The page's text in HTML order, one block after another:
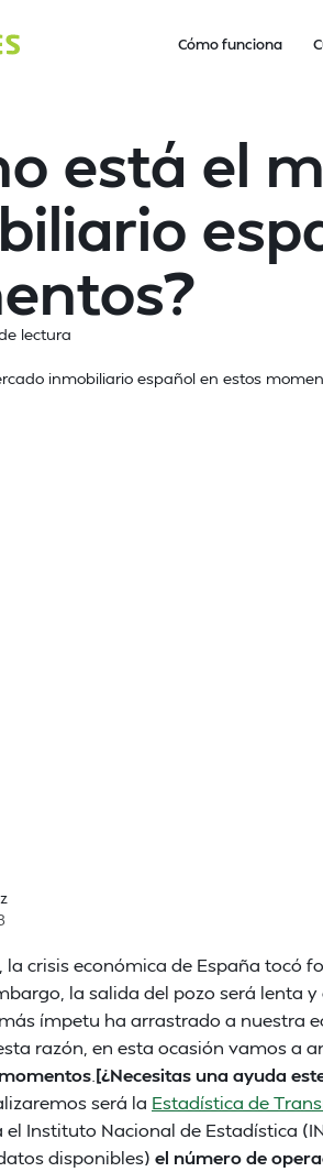
Cómo funciona
está el
lectura
la crisis económica de España tocó
la salida del pozo será lenta
ímpetu ha arrastrado a nuestra
razón, en esta ocasión vamos a
[¿Necesitas una ayuda
será la Estadística de
Instituto Nacional de Estadística
disponibles) el número de